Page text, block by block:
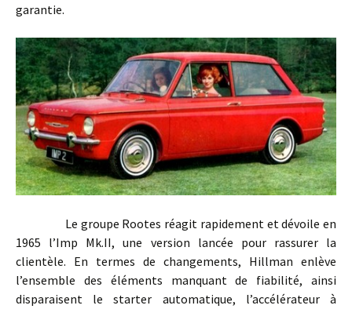
garantie.
Le groupe Rootes réagit rapidement et dévoile en
1965 l’Imp Mk.II, une version lancée pour rassurer la
clientèle. En termes de changements, Hillman enlève
l’ensemble des éléments manquant de fiabilité, ainsi
disparaisent le starter automatique, l’accélérateur à